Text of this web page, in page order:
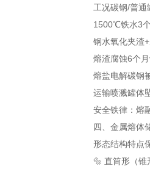
工况碳钢/普通
1500℃铁水3
钢水氧化夹渣
熔渣腐蚀6个
熔盐电解碳钢
运输喷溅罐体
安全铁律：熔
四、金属熔体
形态结构特点
🔩 直筒形（锥